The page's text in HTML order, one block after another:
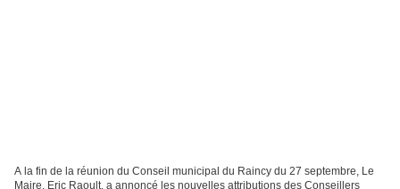
A la fin de la réunion du Conseil municipal du Raincy du 27 septembre, Le
Maire, Eric Raoult, a annoncé les nouvelles attributions des Conseillers